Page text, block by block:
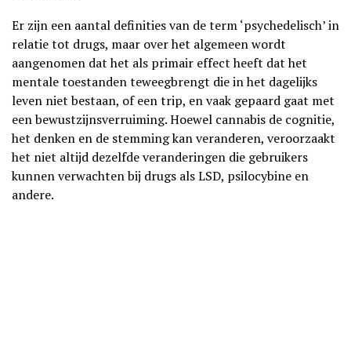
Er zijn een aantal definities van de term ‘psychedelisch’ in
relatie tot drugs, maar over het algemeen wordt
aangenomen dat het als primair effect heeft dat het
mentale toestanden teweegbrengt die in het dagelijks
leven niet bestaan, of een trip, en vaak gepaard gaat met
een bewustzijnsverruiming. Hoewel cannabis de cognitie,
het denken en de stemming kan veranderen, veroorzaakt
het niet altijd dezelfde veranderingen die gebruikers
kunnen verwachten bij drugs als LSD, psilocybine en
andere.